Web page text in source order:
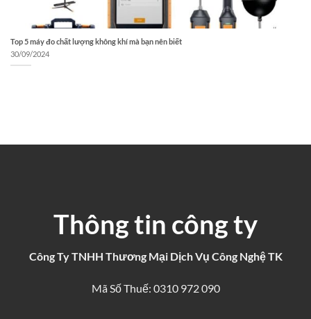
Top 5 máy đo chất lượng không khí mà bạn nên biết
30/09/2024
Thông tin công ty
Công Ty TNHH Thương Mại Dịch Vụ Công Nghệ TK
Mã Số Thuế: 0310 972 090